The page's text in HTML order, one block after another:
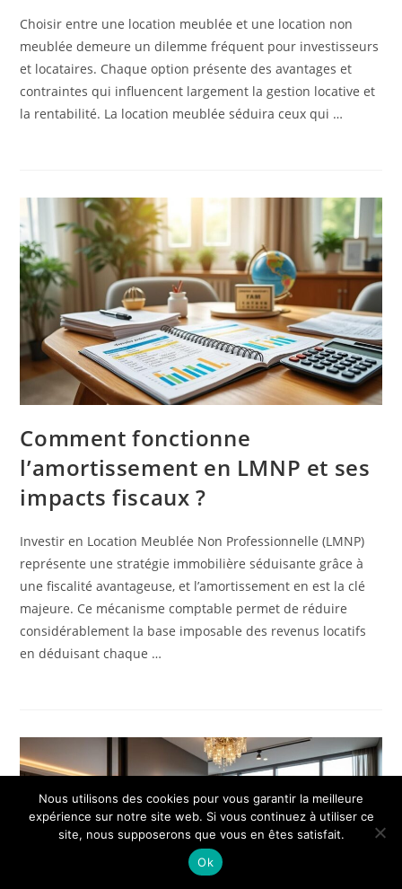
Choisir entre une location meublée et une location non
meublée demeure un dilemme fréquent pour investisseurs
et locataires. Chaque option présente des avantages et
contraintes qui influencent largement la gestion locative et
la rentabilité. La location meublée séduira ceux qui …
Comment fonctionne
l’amortissement en LMNP et ses
impacts fiscaux ?
Investir en Location Meublée Non Professionnelle (LMNP)
représente une stratégie immobilière séduisante grâce à
une fiscalité avantageuse, et l’amortissement en est la clé
majeure. Ce mécanisme comptable permet de réduire
considérablement la base imposable des revenus locatifs
en déduisant chaque …
Nous utilisons des cookies pour vous garantir la meilleure
expérience sur notre site web. Si vous continuez à utiliser ce
site, nous supposerons que vous en êtes satisfait.
Ok